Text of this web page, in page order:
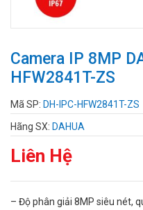
Camera IP 8MP
HFW2841T-ZS
Mã SP: DH-IPC-HFW2841T-ZS
Hãng SX: DAHUA
Liên Hệ
– Độ phân giải 8MP siêu nét,